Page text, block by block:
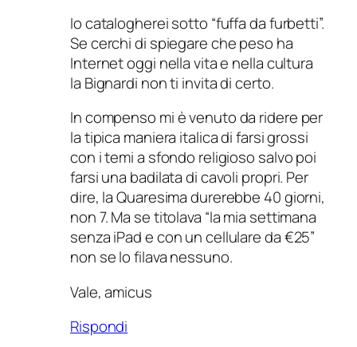
Io catalogherei sotto “fuffa da furbetti”.
Se cerchi di spiegare che peso ha
Internet oggi nella vita e nella cultura
la Bignardi non ti invita di certo.
In compenso mi è venuto da ridere per
la tipica maniera italica di farsi grossi
con i temi a sfondo religioso salvo poi
farsi una badilata di cavoli propri. Per
dire, la Quaresima durerebbe 40 giorni,
non 7. Ma se titolava “la mia settimana
senza iPad e con un cellulare da €25”
non se lo filava nessuno.
Vale, amicus
Rispondi